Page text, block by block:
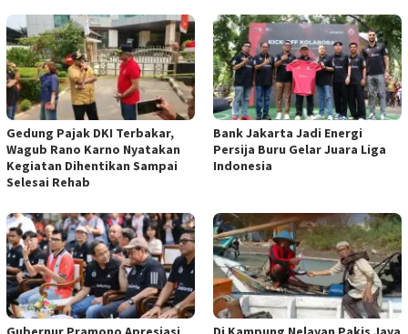
Gedung Pajak DKI Terbakar,
Wagub Rano Karno Nyatakan
Kegiatan Dihentikan Sampai
Selesai Rehab
Bank Jakarta Jadi Energi
Persija Buru Gelar Juara Liga
Indonesia